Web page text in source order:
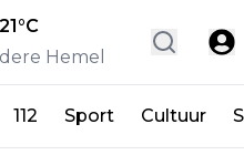
21°C
Hemel
112 Sport Cultuur